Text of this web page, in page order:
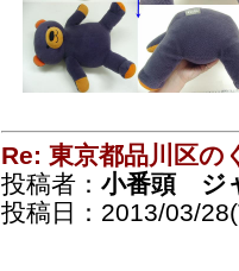
Re: 東京都品川区の
投稿者： 小番頭 ジ
投稿日：2013/03/